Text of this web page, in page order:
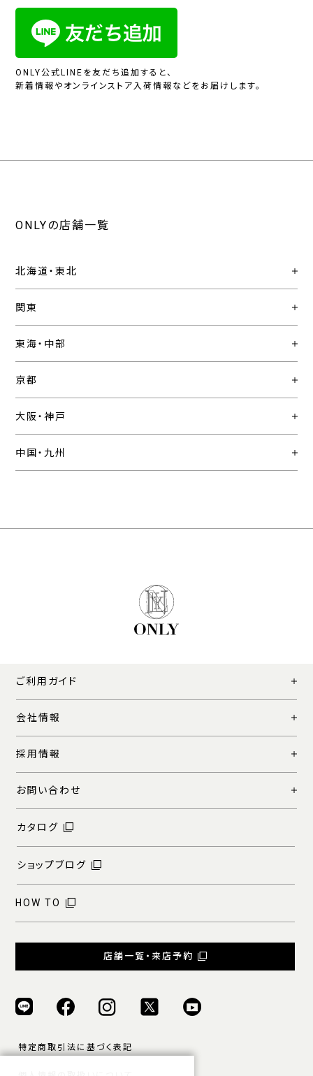
ONLY公式LINEを友だち追加すると、
新着情報やオンラインストア入荷情報などをお届けします。
ONLYの店舗一覧
北海道・東北
関東
東海・中部
京都
大阪・神戸
中国・九州
ご利用ガイド
会社情報
採用情報
お問い合わせ
カタログ
ショップブログ
HOW TO
店舗一覧・来店予約
特定商取引法に基づく表記